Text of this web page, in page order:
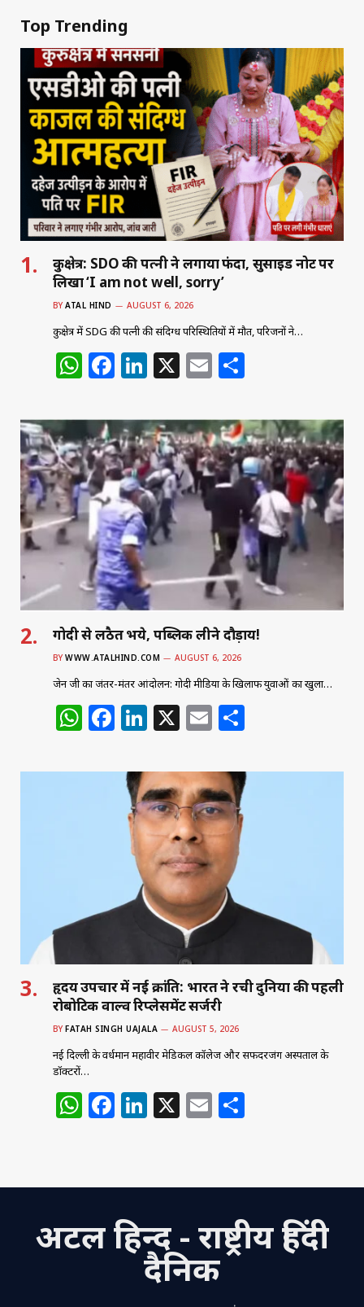
Top Trending
कुरुक्षेत्र: SDO की पत्नी ने लगाया फंदा, सुसाइड नोट पर
लिखा ‘I am not well, sorry’
BY ATAL HIND AUGUST 6, 2026
कुरुक्षेत्र में SDG की पत्नी की संदिग्ध परिस्थितियों में मौत, परिजनों ने…
W
at
s
A
p
p
F
c
e
b
o
o
k
Li
k
e
dI
n
X E
ai
l
ar
e
गोदी से लठैत भये, पब्लिक लीने दौड़ाय!
BY WWW.ATALHIND.COM AUGUST 6, 2026
जेन जी का जंतर-मंतर आंदोलन: गोदी मीडिया के खिलाफ युवाओं का खुला…
W
at
F
c
e
b
o
k
Li
k
e
dI
n
X E
ai
l
ar
e
हृदय उपचार में नई क्रांति: भारत ने रची दुनिया की पहली
रोबोटिक वाल्व रिप्लेसमेंट सर्जरी
BY FATAH SINGH UAJALA AUGUST 5, 2026
नई दिल्ली के वर्धमान महावीर मेडिकल कॉलेज और सफदरजंग अस्पताल के
डॉक्टरों…
W
h
s
p
p
F
a
e
o
o
Li
n
e
n
X E
m
l e
अटल हिन्द - राष्ट्रीय हिंदी
दैनिक